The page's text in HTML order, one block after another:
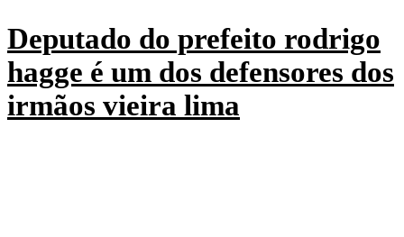
Deputado do prefeito rodrigo
hagge é um dos defensores dos
irmãos vieira lima